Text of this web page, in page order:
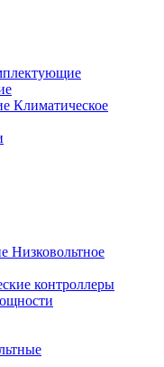
Климатическое
Низковольтное
контроллеры